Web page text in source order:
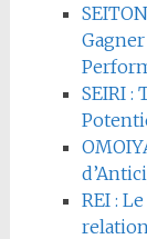
SEIRI :
REI :